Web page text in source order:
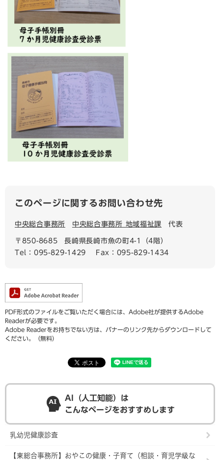
このページに関するお問い合わせ先
中央総合事務所 中央総合事務所 地域福祉課 代表
〒850-8685
長崎県長崎市魚の町4-1（4階）
Tel：095-829-1429
Fax：095-829-1434
PDF形式のファイルをご覧いただく場合には、Adobe社が提供するAdobe
Readerが必要です。
Adobe Readerをお持ちでない方は、バナーのリンク先からダウンロードして
ください。（無料）
AI（人工知能）は
こんなページをおすすめします
乳幼児健康診査
【東総合事務所】おやこの健康・子育て（相談・育児学級な